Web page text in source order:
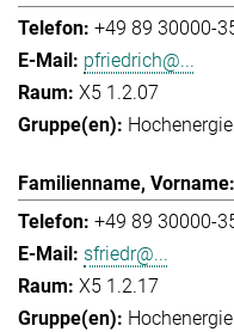
+49 89 30000-
pfriedrich@...
X5 1.2.07
+49 89 30000-
sfriedr@...
X5 1.2.17